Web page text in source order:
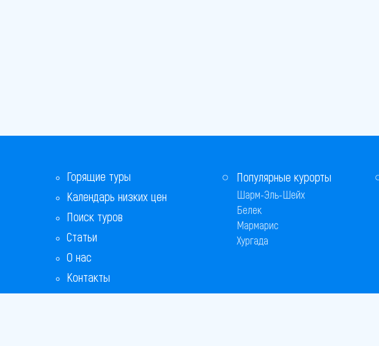
Горящие туры
Календарь низких цен
Поиск туров
Статьи
О нас
Контакты
Бонусная программа
Популярные курорты
Шарм-Эль-Шейх
Белек
Мармарис
Хургада